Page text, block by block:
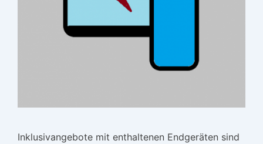
Inklusivangebote mit enthaltenen Endgeräten sind